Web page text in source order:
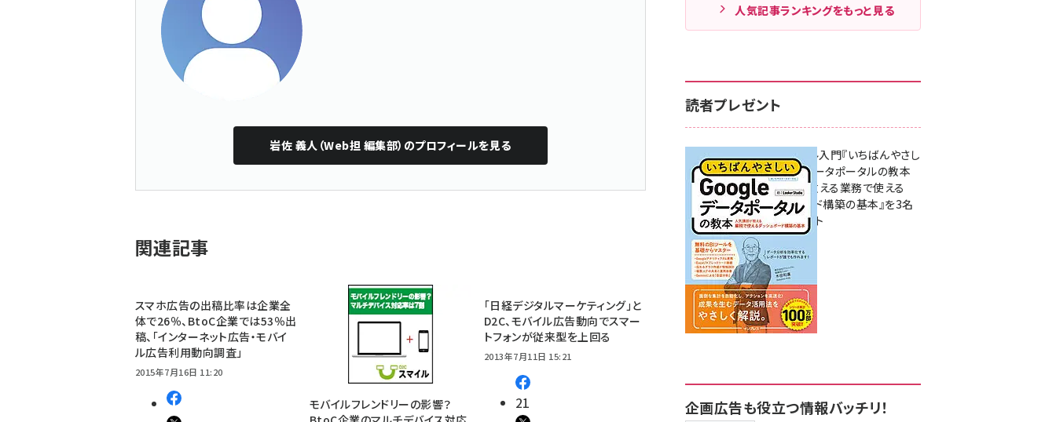
岩佐 義人（Web担 編集部） のプロフィールを見る
関連記事
スマホ広告の出稿比率は企業全
体で26％、BtoC企業では53％出
稿、「インターネット広告・モバイ
ル広告利用動向調査」
2015年7月16日 11:20
モバイルフレンドリーの影響？
「日経デジタルマーケティング」と
D2C、モバイル広告動向でスマー
トフォンが従来型を上回る
2013年7月11日 15:21
21
人気記事ランキングをもっと見る
読者プレゼント
無料BIツール入門『いちばんやさし
いGoogleデータポータルの教本
人気講師が教える業務で使える
ダッシュボード構築の基本』を3名
様にプレゼント
7月31日 10:00
企画広告も役立つ情報バッチリ！